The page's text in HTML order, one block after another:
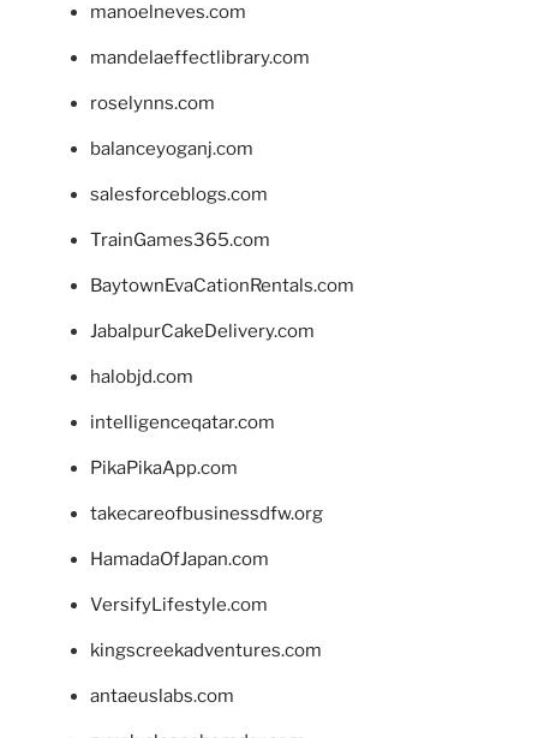
manoelneves.com
mandelaeffectlibrary.com
roselynns.com
balanceyoganj.com
salesforceblogs.com
TrainGames365.com
BaytownEvaCationRentals.com
JabalpurCakeDelivery.com
halobjd.com
intelligenceqatar.com
PikaPikaApp.com
takecareofbusinessdfw.org
HamadaOfJapan.com
VersifyLifestyle.com
kingscreekadventures.com
antaeuslabs.com